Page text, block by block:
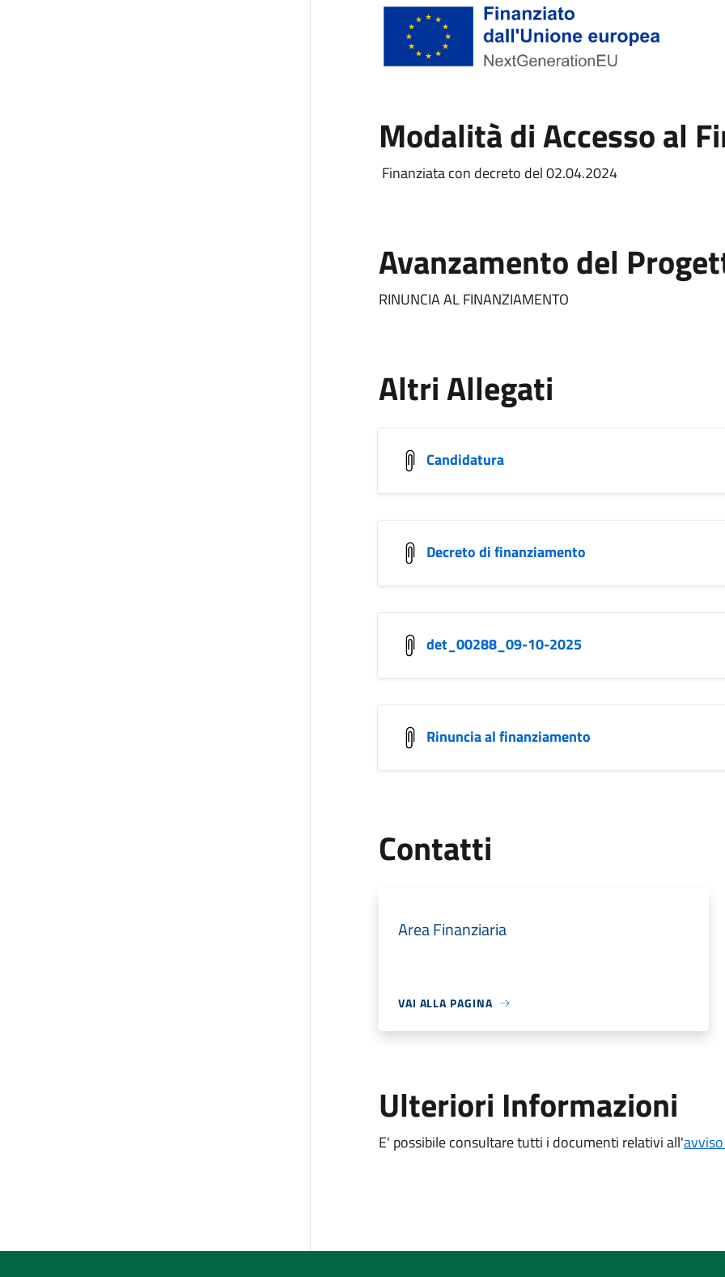
Modalità di Accesso al
Finanziata con decreto del 02.04.2024
Avanzamento del
RINUNCIA AL FINANZIAMENTO
Altri Allegati
Candidatura
Decreto di finanziamento
det_00288_09-10-2025
Rinuncia al finanziamento
Contatti
Area Finanziaria
VAI ALLA PAGINA
Ulteriori Informazioni
E' possibile consultare tutti i documenti relativi all'